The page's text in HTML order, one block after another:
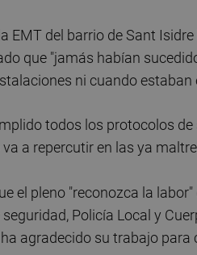
EMT del barrio de Sant
que "jamás habían
ni cuando
todos los protocolos
a repercutir en las ya
el pleno "reconozca la
Policía Local y
agradecido su trabajo para